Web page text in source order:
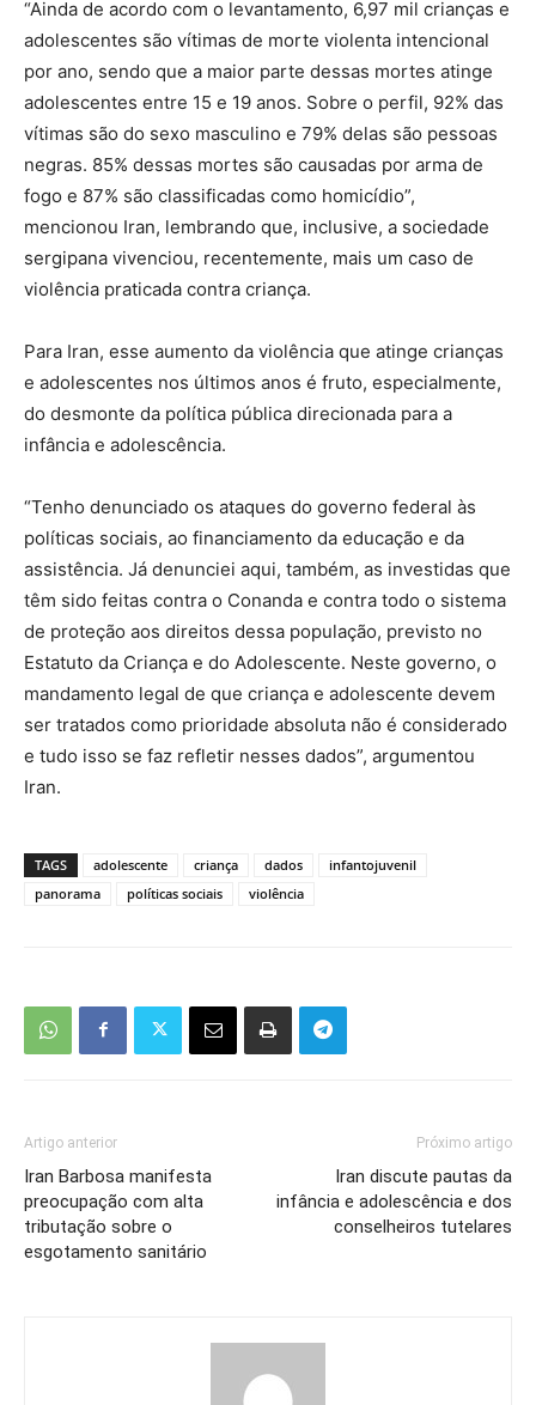
“Ainda de acordo com o levantamento, 6,97 mil crianças e
adolescentes são vítimas de morte violenta intencional
por ano, sendo que a maior parte dessas mortes atinge
adolescentes entre 15 e 19 anos. Sobre o perfil, 92% das
vítimas são do sexo masculino e 79% delas são pessoas
negras. 85% dessas mortes são causadas por arma de
fogo e 87% são classificadas como homicídio”,
mencionou Iran, lembrando que, inclusive, a sociedade
sergipana vivenciou, recentemente, mais um caso de
violência praticada contra criança.
Para Iran, esse aumento da violência que atinge crianças
e adolescentes nos últimos anos é fruto, especialmente,
do desmonte da política pública direcionada para a
infância e adolescência.
“Tenho denunciado os ataques do governo federal às
políticas sociais, ao financiamento da educação e da
assistência. Já denunciei aqui, também, as investidas que
têm sido feitas contra o Conanda e contra todo o sistema
de proteção aos direitos dessa população, previsto no
Estatuto da Criança e do Adolescente. Neste governo, o
mandamento legal de que criança e adolescente devem
ser tratados como prioridade absoluta não é considerado
e tudo isso se faz refletir nesses dados”, argumentou
Iran.
TAGS adolescente criança dados
infantojuvenil
panorama
políticas sociais violência
Artigo anterior
Iran Barbosa manifesta
preocupação com alta
tributação sobre o
esgotamento sanitário
Próximo artigo
Iran discute pautas da
infância e adolescência e dos
conselheiros tutelares